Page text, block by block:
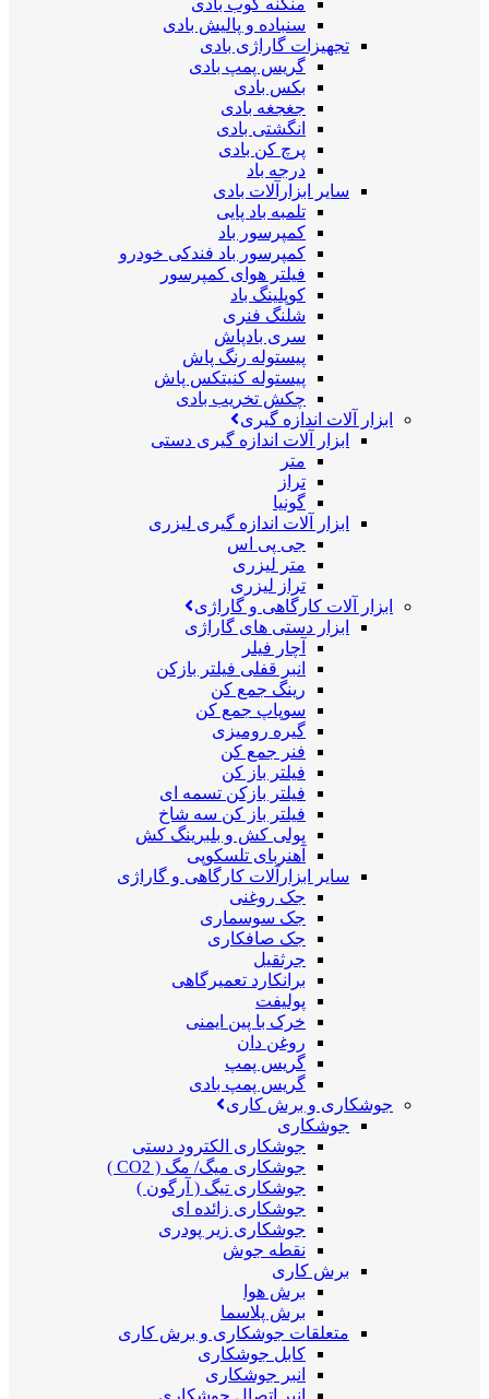
منگنه کوب بادی
سنباده و پالیش بادی
تجهیزات گاراژی بادی
گریس پمپ بادی
بکس بادی
جغجغه بادی
انگشتی بادی
پرچ کن بادی
درجه باد
سایر ابزارآلات بادی
تلمبه باد پایی
کمپرسور باد
کمپرسور باد فندکی خودرو
فیلتر هوای کمپرسور
کوپلینگ باد
شلنگ فنری
سری بادپاش
پیستوله رنگ پاش
پیستوله کنیتکس پاش
چکش تخریب بادی
ابزار آلات اندازه گیری
ابزار آلات اندازه گیری دستی
متر
تراز
گونیا
ابزار آلات اندازه گیری لیزری
جی پی اس
متر لیزری
تراز لیزری
ابزار آلات کارگاهی و گاراژی
ابزار دستی های گاراژی
آچار فیلر
انبر قفلی فیلتر بازکن
رینگ جمع کن
سوپاپ جمع کن
گیره رومیزی
فنر جمع کن
فیلتر باز کن
فیلتر بازکن تسمه ای
فیلتر باز کن سه شاخ
پولی کش و بلبرینگ کش
آهنربای تلسکوپی
سایر ابزارآلات کارگاهی و گاراژی
جک روغنی
جک سوسماری
جک صافکاری
جرثقیل
برانکارد تعمیرگاهی
پولیفت
خرک با پین ایمنی
روغن دان
گریس پمپ
گریس پمپ بادی
جوشکاری و برش کاری
جوشکاری
جوشکاری الکترود دستی
جوشکاری میگ/ مگ ( CO2 )
جوشکاری تیگ ( آرگون )
جوشکاری زائده ای
جوشکاری زیر پودری
نقطه جوش
برش کاری
برش هوا
برش پلاسما
متعلقات جوشکاری و برش کاری
کابل جوشکاری
انبر جوشکاری